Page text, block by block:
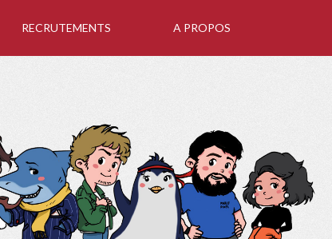
RECRUTEMENTS A PROPOS